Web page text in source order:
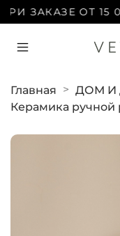
ЗАКАЗЕ ОТ 15
Главная
ДОМ И
Керамика ручной